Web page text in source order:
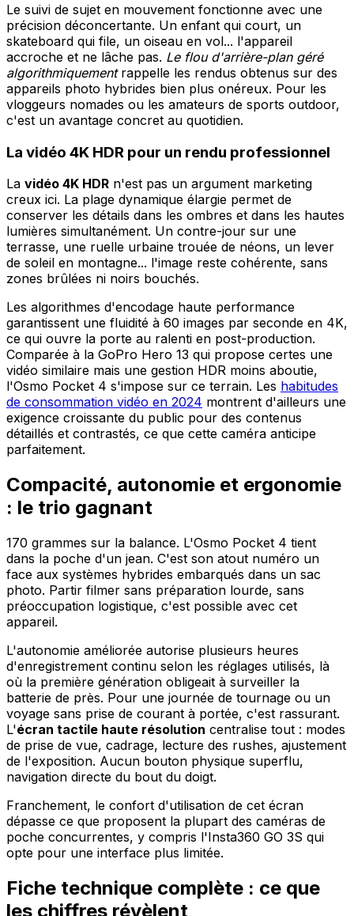
Le suivi de sujet en mouvement fonctionne avec une
précision déconcertante. Un enfant qui court, un
skateboard qui file, un oiseau en vol... l'appareil
accroche et ne lâche pas. Le flou d'arrière-plan géré
algorithmiquementrappelle les rendus obtenus sur des
appareils photo hybrides bien plus onéreux. Pour les
vloggeurs nomades ou les amateurs de sports outdoor,
c'est un avantage concret au quotidien.
La vidéo 4K HDR pour un rendu professionnel
La vidéo 4K HDR n'est pas un argument marketing
creux ici. La plage dynamique élargie permet de
conserver les détails dans les ombres et dans les hautes
lumières simultanément. Un contre-jour sur une
terrasse, une ruelle urbaine trouée de néons, un lever
de soleil en montagne... l'image reste cohérente, sans
zones brûlées ni noirs bouchés.
Les algorithmes d'encodage haute performance
garantissent une fluidité à 60 images par seconde en 4K,
ce qui ouvre la porte au ralenti en post-production.
Comparée à la GoPro Hero 13 qui propose certes une
vidéo similaire mais une gestion HDR moins aboutie,
l'Osmo Pocket 4 s'impose sur ce terrain. Les habitudes
de consommation vidéo en 2024 montrent d'ailleurs une
exigence croissante du public pour des contenus
détaillés et contrastés, ce que cette caméra anticipe
parfaitement.
Compacité, autonomie et ergonomie
: le trio gagnant
170 grammes sur la balance. L'Osmo Pocket 4 tient
dans la poche d'un jean. C'est son atout numéro un
face aux systèmes hybrides embarqués dans un sac
photo. Partir filmer sans préparation lourde, sans
préoccupation logistique, c'est possible avec cet
appareil.
L'autonomie améliorée autorise plusieurs heures
d'enregistrement continu selon les réglages utilisés, là
où la première génération obligeait à surveiller la
batterie de près. Pour une journée de tournage ou un
voyage sans prise de courant à portée, c'est rassurant.
L'écran tactile haute résolution centralise tout : modes
de prise de vue, cadrage, lecture des rushes, ajustement
de l'exposition. Aucun bouton physique superflu,
navigation directe du bout du doigt.
Franchement, le confort d'utilisation de cet écran
dépasse ce que proposent la plupart des caméras de
poche concurrentes, y compris l'Insta360 GO 3S qui
opte pour une interface plus limitée.
Fiche technique complète : ce que
les chiffres révèlent